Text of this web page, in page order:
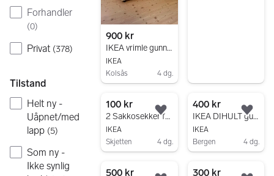
Forhandler
(0)
Privat (378)
Tilstand
Helt ny -
Uåpnet/med
lapp (5)
Som ny -
Ikke synlig
900 kr
IKEA vrimle gunnared beige puff
IKEA
Kolsås
4 dg.
100 kr
2 Sakkosekker for 100kr
IKEA
Skjetten
4 dg.
Legg til som favoritt.
400 kr
IKEA DIHULT gulvpute
IKEA
Bergen
4 dg.
500 kr
300 kr